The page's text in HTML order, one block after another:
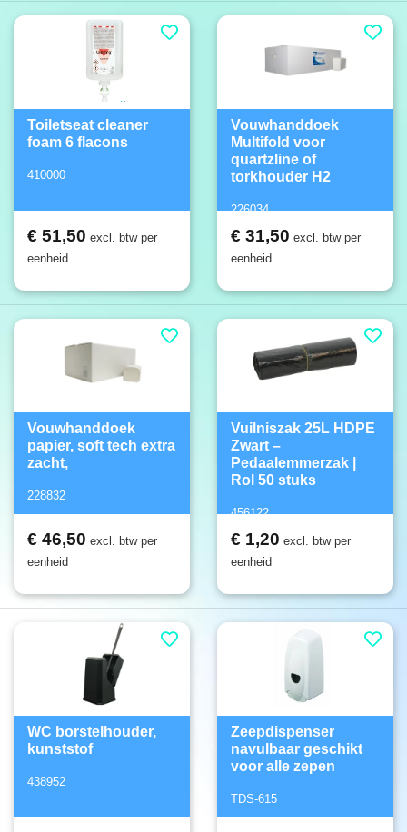
Toiletseat cleaner
foam 6 flacons
410000
€ 51,50 excl. btw per
eenheid
Vouwhanddoek
Multifold voor
quartzline of
torkhouder H2
226034
€ 31,50 excl. btw per
eenheid
Vouwhanddoek
papier, soft tech extra
zacht,
228832
€ 46,50 excl. btw per
eenheid
Vuilniszak 25L HDPE
Zwart –
Pedaalemmerzak |
Rol 50 stuks
456122
€ 1,20 excl. btw per
eenheid
WC borstelhouder,
kunststof
438952
Zeepdispenser
navulbaar geschikt
voor alle zepen
TDS-615